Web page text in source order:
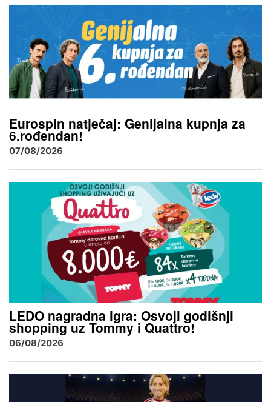
Eurospin natječaj: Genijalna kupnja za
6.rođendan!
07/08/2026
LEDO nagradna igra: Osvoji godišnji
shopping uz Tommy i Quattro!
06/08/2026